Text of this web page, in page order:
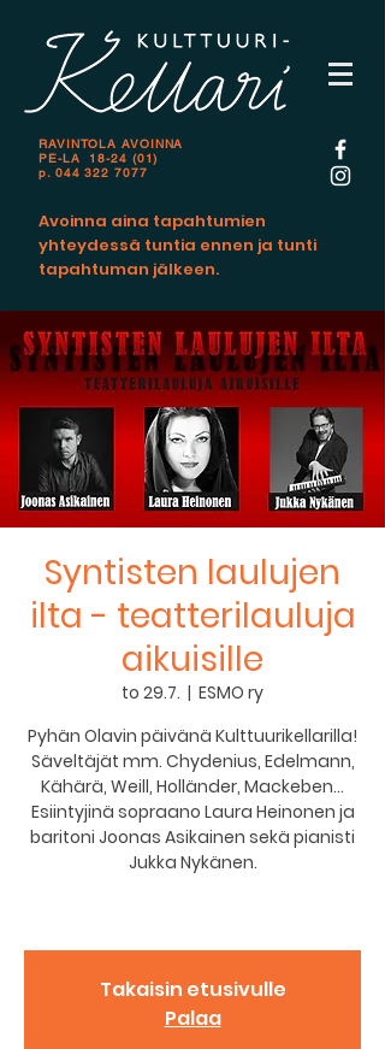
RAVINTOLA AVOINNA
PE-LA 18-24 (01)
p. 044 322 7077
Avoinna aina tapahtumien
yhteydessä tuntia ennen ja tunti
tapahtuman jälkeen.
Syntisten laulujen
ilta - teatterilauluja
aikuisille
to 29.7.
  |
ESMO ry
Pyhän Olavin päivänä Kulttuurikellarilla!
Säveltäjät mm. Chydenius, Edelmann,
Kähärä, Weill, Holländer, Mackeben…
Esiintyjinä sopraano Laura Heinonen ja
baritoni Joonas Asikainen sekä pianisti
Jukka Nykänen.
Takaisin etusivulle
Palaa